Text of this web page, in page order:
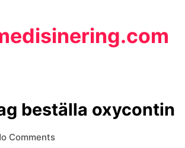
beställa oxycontin
Comments